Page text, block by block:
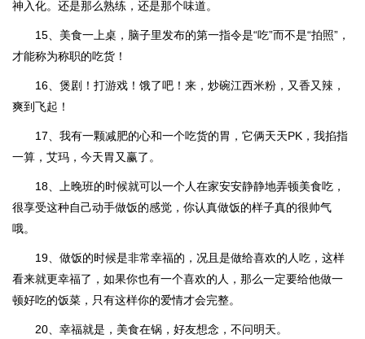
神入化。还是那么熟练，还是那个味道。
15、美食一上桌，脑子里发布的第一指令是“吃”而不是“拍照”，
才能称为称职的吃货！
16、煲剧！打游戏！饿了吧！来，炒碗江西米粉，又香又辣，
爽到飞起！
17、我有一颗减肥的心和一个吃货的胃，它俩天天PK，我掐指
一算，艾玛，今天胃又赢了。
18、上晚班的时候就可以一个人在家安安静静地弄顿美食吃，
很享受这种自己动手做饭的感觉，你认真做饭的样子真的很帅气
哦。
19、做饭的时候是非常幸福的，况且是做给喜欢的人吃，这样
看来就更幸福了，如果你也有一个喜欢的人，那么一定要给他做一
顿好吃的饭菜，只有这样你的爱情才会完整。
20、幸福就是，美食在锅，好友想念，不问明天。